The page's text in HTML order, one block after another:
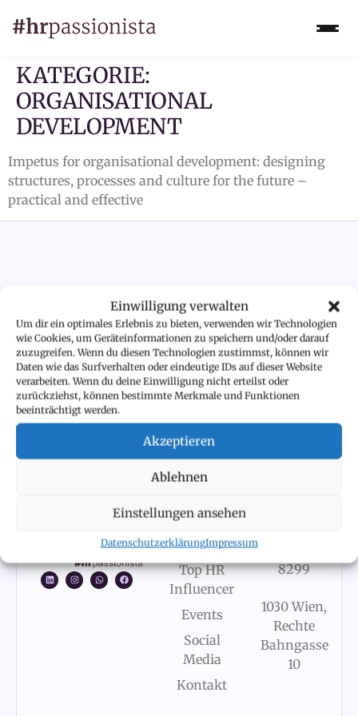
Einwilligung verwalten
Um dir ein optimales Erlebnis zu bieten, verwenden wir Technologien
wie Cookies, um Geräteinformationen zu speichern und/oder darauf
zuzugreifen. Wenn du diesen Technologien zustimmst, können wir
Daten wie das Surfverhalten oder eindeutige IDs auf dieser Website
verarbeiten. Wenn du deine Einwilligung nicht erteilst oder
zurückziehst, können bestimmte Merkmale und Funktionen
beeinträchtigt werden.
Akzeptieren
Ablehnen
Einstellungen ansehen
DatenschutzerklärungImpressum
KATEGORIE:
ORGANISATIONAL
DEVELOPMENT
Impetus for organisational development: designing
structures, processes and culture for the future –
practical and effective
CONNECT
WITH
#HRPASSIONISTA
Let's connect
NAVIGATION
Startseite
Blog
Über
Austria’s
Top HR
Influencer
Events
Social
Media
Kontakt
Impressum
Datenschutzerklärung
marion@hr-
8299
1030 Wien,
Rechte
Bahngasse
10